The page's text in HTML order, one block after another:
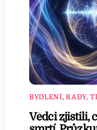
BYDLENÍ,RADY,
Vědci zjistili,